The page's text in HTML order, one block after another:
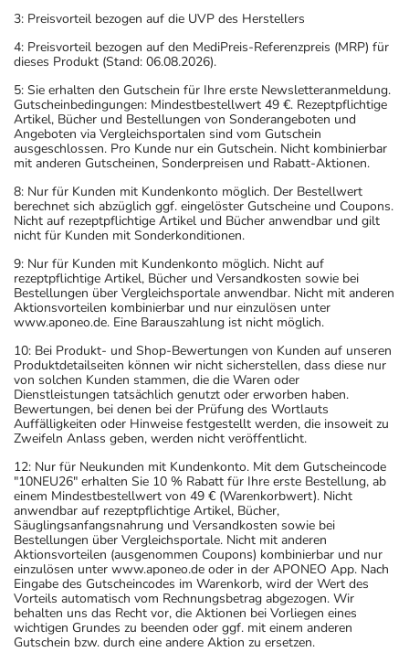
3: Preisvorteil bezogen auf die UVP des Herstellers
4: Preisvorteil bezogen auf den MediPreis-Referenzpreis (MRP) für
dieses Produkt (Stand: 06.08.2026).
5: Sie erhalten den Gutschein für Ihre erste Newsletteranmeldung.
Gutscheinbedingungen: Mindestbestellwert 49 €. Rezeptpflichtige
Artikel, Bücher und Bestellungen von Sonderangeboten und
Angeboten via Vergleichsportalen sind vom Gutschein
ausgeschlossen. Pro Kunde nur ein Gutschein. Nicht kombinierbar
mit anderen Gutscheinen, Sonderpreisen und Rabatt-Aktionen.
8: Nur für Kunden mit Kundenkonto möglich. Der Bestellwert
berechnet sich abzüglich ggf. eingelöster Gutscheine und Coupons.
Nicht auf rezeptpflichtige Artikel und Bücher anwendbar und gilt
nicht für Kunden mit Sonderkonditionen.
9: Nur für Kunden mit Kundenkonto möglich. Nicht auf
rezeptpflichtige Artikel, Bücher und Versandkosten sowie bei
Bestellungen über Vergleichsportale anwendbar. Nicht mit anderen
Aktionsvorteilen kombinierbar und nur einzulösen unter
www.aponeo.de. Eine Barauszahlung ist nicht möglich.
10: Bei Produkt- und Shop-Bewertungen von Kunden auf unseren
Produktdetailseiten können wir nicht sicherstellen, dass diese nur
von solchen Kunden stammen, die die Waren oder
Dienstleistungen tatsächlich genutzt oder erworben haben.
Bewertungen, bei denen bei der Prüfung des Wortlauts
Auffälligkeiten oder Hinweise festgestellt werden, die insoweit zu
Zweifeln Anlass geben, werden nicht veröffentlicht.
12: Nur für Neukunden mit Kundenkonto. Mit dem Gutscheincode
"10NEU26" erhalten Sie 10 % Rabatt für Ihre erste Bestellung, ab
einem Mindestbestellwert von 49 € (Warenkorbwert). Nicht
anwendbar auf rezeptpflichtige Artikel, Bücher,
Säuglingsanfangsnahrung und Versandkosten sowie bei
Bestellungen über Vergleichsportale. Nicht mit anderen
Aktionsvorteilen (ausgenommen Coupons) kombinierbar und nur
einzulösen unter www.aponeo.de oder in der APONEO App. Nach
Eingabe des Gutscheincodes im Warenkorb, wird der Wert des
Vorteils automatisch vom Rechnungsbetrag abgezogen. Wir
behalten uns das Recht vor, die Aktionen bei Vorliegen eines
wichtigen Grundes zu beenden oder ggf. mit einem anderen
Gutschein bzw. durch eine andere Aktion zu ersetzen.